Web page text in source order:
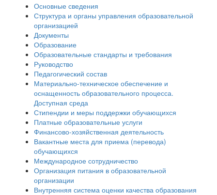
Основные сведения
Структура и органы управления образовательной
организацией
Документы
Образование
Образовательные стандарты и требования
Руководство
Педагогический состав
Материально-техническое обеспечение и
оснащенность образовательного процесса.
Доступная среда
Стипендии и меры поддержки обучающихся
Платные образовательные услуги
Финансово-хозяйственная деятельность
Вакантные места для приема (перевода)
обучающихся
Международное сотрудничество
Организация питания в образовательной
организации
Внутренняя система оценки качества образования